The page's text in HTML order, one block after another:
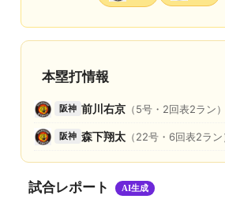
本塁打情報
阪神 前川右京 （5号・2回表2ラン）
阪神 森下翔太 （22号・6回表2ラン
試合レポート AI生成